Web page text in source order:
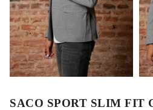
SACO SPORT SLIM FIT